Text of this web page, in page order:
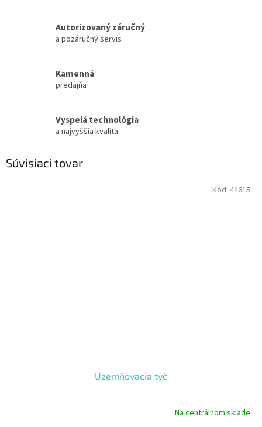
Autorizovaný záručný
a pozáručný servis
Kamenná
predajňa
Vyspelá technológia
a najvyššia kvalita
Súvisiaci tovar
Uzemňovacia tyč
Na centrálnom sklade
Kód: 44615